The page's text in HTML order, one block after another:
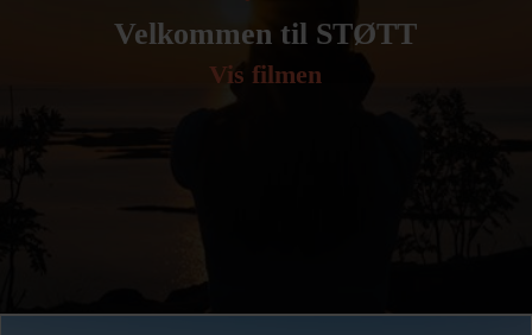
Velkommen til STØTT
Vis filmen